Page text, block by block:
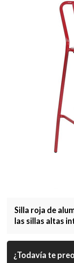
Silla roja de
las sillas altas
¿Todavía te